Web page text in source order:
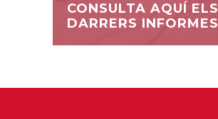
CONSULTA AQUÍ ELS
DARRERS INFORMES